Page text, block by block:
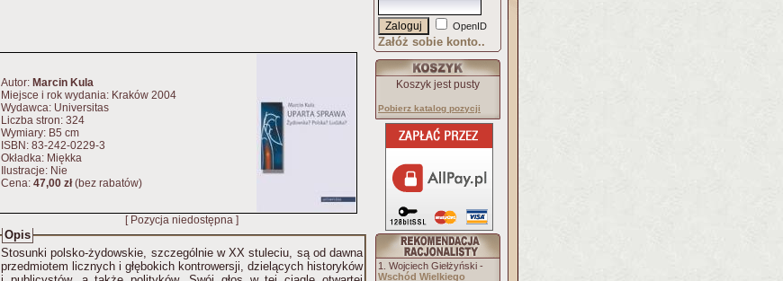
Autor: Marcin Kula
Miejsce i rok wydania: Kraków 2004
Wydawca: Universitas
Liczba stron: 324
Wymiary: B5 cm
ISBN: 83-242-0229-3
Okładka: Miękka
Ilustracje: Nie
Cena: 47,00 zł(bez rabatów)
[ Pozycja niedostępna ]
Opis
Stosunki polsko-żydowskie, szczególnie w XX stuleciu, są od dawna
przedmiotem licznych i głębokich kontrowersji, dzielących historyków
OpenID
Załóż sobie konto..
Koszyk jest pusty
Pobierz katalog pozycji
1. Wojciech Giełżyński -
Wschód Wielkiego